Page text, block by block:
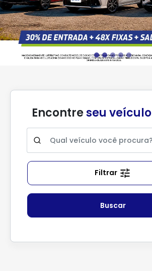
Encontreseu veículo
Filtrar
Buscar